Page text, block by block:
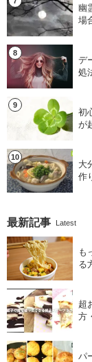
幽
場
デ
処
初
が
大
作
最新記事 Latest
も
る
超
方
パ